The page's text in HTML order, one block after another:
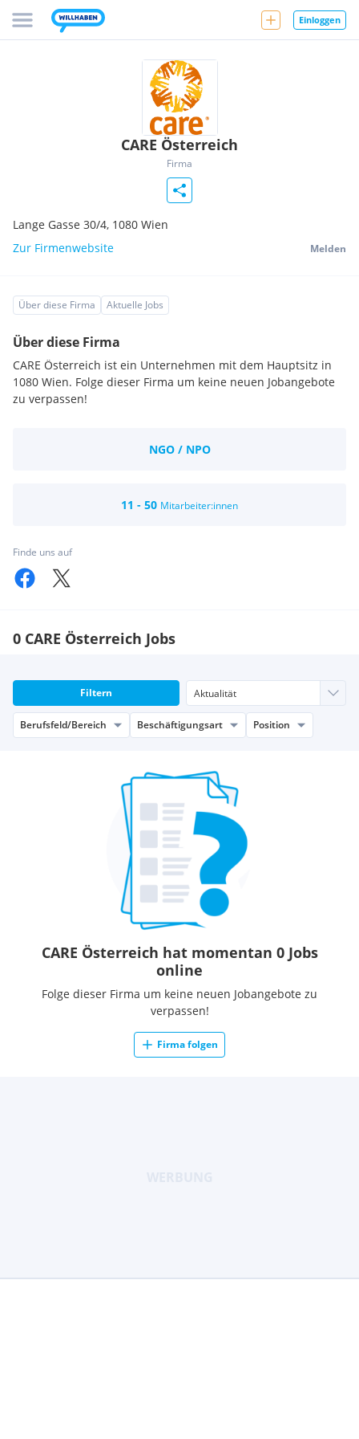
Einloggen
CARE Österreich
Firma
Lange Gasse 30/4, 1080 Wien
Zur Firmenwebsite
Melden
Über diese Firma Aktuelle Jobs
Über diese Firma
CARE Österreich ist ein Unternehmen mit dem Hauptsitz in
1080 Wien. Folge dieser Firma um keine neuen Jobangebote
zu verpassen!
NGO / NPO
11 - 50 Mitarbeiter:innen
Finde uns auf
0 CARE Österreich Jobs
Filtern
Berufsfeld/Bereich Beschäftigungsart Position
CARE Österreich hat momentan 0 Jobs
online
Folge dieser Firma um keine neuen Jobangebote zu
verpassen!
Firma folgen